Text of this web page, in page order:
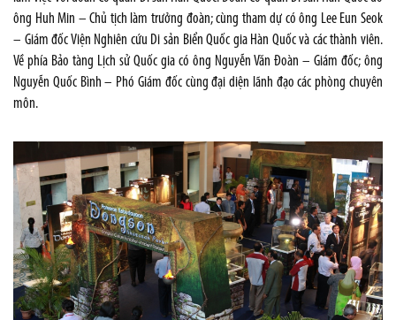
ông Huh Min – Chủ tịch làm trưởng đoàn; cùng tham dự có ông Lee Eun Seok
– Giám đốc Viện Nghiên cứu Di sản Biển Quốc gia Hàn Quốc và các thành viên.
Về phía Bảo tàng Lịch sử Quốc gia có ông Nguyễn Văn Đoàn – Giám đốc; ông
Nguyễn Quốc Bình – Phó Giám đốc cùng đại diện lãnh đạo các phòng chuyên
môn.